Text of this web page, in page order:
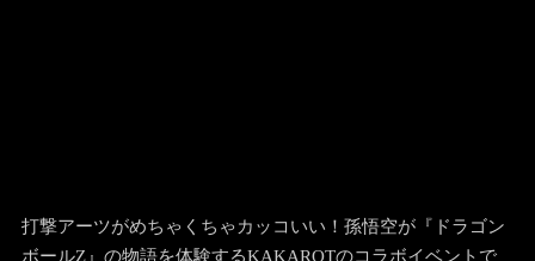
打撃アーツがめちゃくちゃカッコいい！孫悟空が『ドラゴン
ボールZ』の物語を体験するKAKAROTのコラボイベントで